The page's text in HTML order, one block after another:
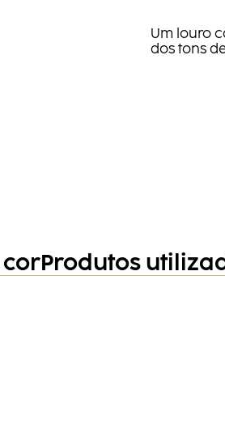
Um louro
dos tons
corProdutos